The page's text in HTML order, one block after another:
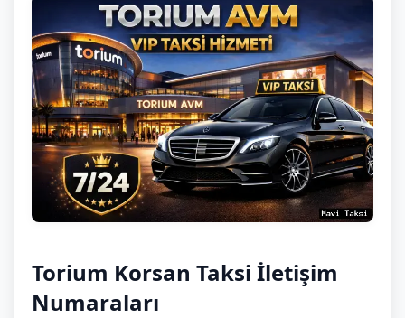
Torium Korsan Taksi İletişim
Numaraları